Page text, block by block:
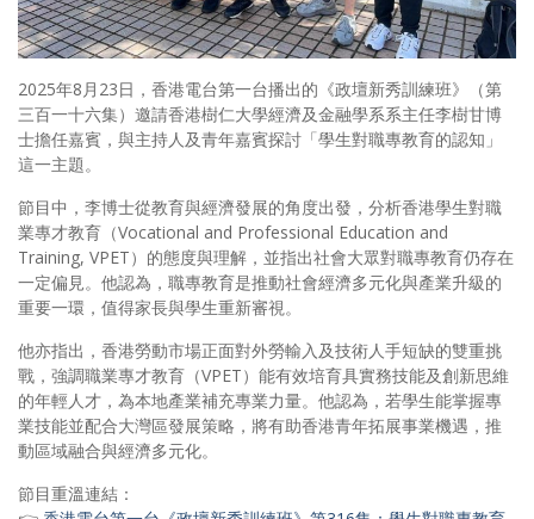
2025年8月23日，香港電台第一台播出的《政壇新秀訓練班》（第
三百一十六集）邀請香港樹仁大學經濟及金融學系系主任李樹甘博
士擔任嘉賓，與主持人及青年嘉賓探討「學生對職專教育的認知」
這一主題。
節目中，李博士從教育與經濟發展的角度出發，分析香港學生對職
業專才教育（Vocational and Professional Education and
Training, VPET）的態度與理解，並指出社會大眾對職專教育仍存在
一定偏見。他認為，職專教育是推動社會經濟多元化與產業升級的
重要一環，值得家長與學生重新審視。
他亦指出，香港勞動市場正面對外勞輸入及技術人手短缺的雙重挑
戰，強調職業專才教育（VPET）能有效培育具實務技能及創新思維
的年輕人才，為本地產業補充專業力量。他認為，若學生能掌握專
業技能並配合大灣區發展策略，將有助香港青年拓展事業機遇，推
動區域融合與經濟多元化。
節目重溫連結：